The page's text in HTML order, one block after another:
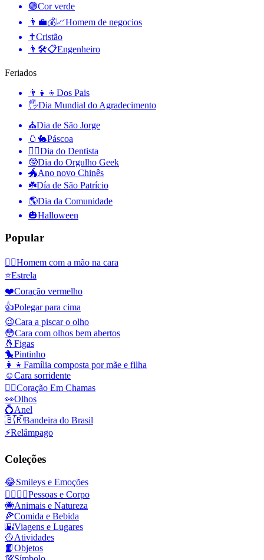
🟢Cor verde
👨‍💼💰📈Homem de negocios
✝️Cristão
👨🛠📋Engenheiro
Feriados
👨‍👧‍👦 Dos Pais
🖐Dia Mundial do Agradecimento
⛪️Dia de São Jorge
🥚🐇Páscoa
👨‍⚕️Dia do Dentista
🤓Dia do Orgulho Geek
🐲Ano novo Chinês
☘️Día de São Patrício
🌎Dia da Comunidade
🎃Halloween
Popular
🤦‍♂️Homem com a mão na cara
⭐Estrela
❤️Coração vermelho
👍Polegar para cima
😉Cara a piscar o olho
😳Cara com olhos bem abertos
🤞 Figas
🐤Pintinho
👩‍👧 Família composta por mãe e filha
☺️Cara sorridente
❤️‍🔥Coração Em Chamas
👀Olhos
💍Anel
🇧🇷Bandeira do Brasil
⚡Relâmpago
Coleções
😂Smileys e Emoções
👩‍❤️‍💋‍👨Pessoas e Corpo
🐝Animais e Natureza
🍕Comida e Bebida
🌇Viagens e Lugares
🥎Atividades
📙Objetos